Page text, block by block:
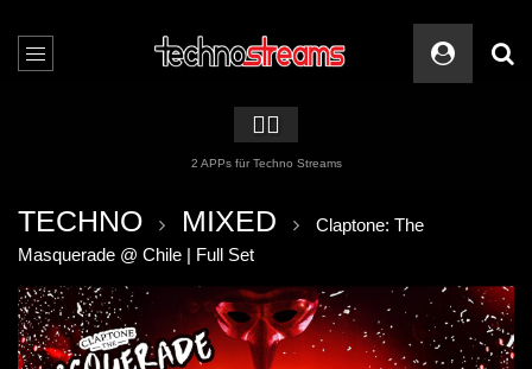
🏳️‍🌈
2 APPs für Techno Streams
TECHNO MIXED
Claptone: The
Masquerade @ Chile | Full Set